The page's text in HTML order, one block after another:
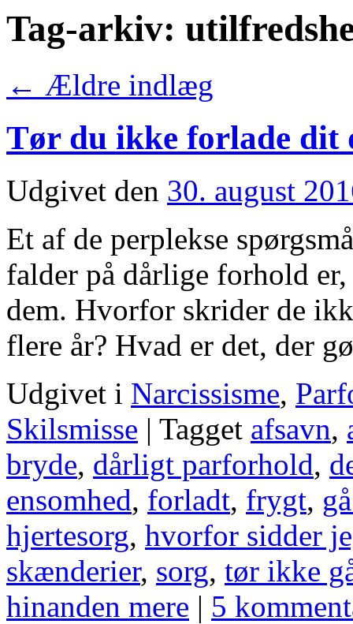
Tag-arkiv:
← Ældre indlæg
Tør du ikke forlade dit
Udgivet den 30. august
Et af de perplekse
falder på dårlige forhold
dem. Hvorfor skrider de
flere år? Hvad er det, der
Udgivet i Narcissisme,
Skilsmisse | Tagget afsavn,
bryde, dårligt parforhold,
ensomhed, forladt, frygt,
hjertesorg, hvorfor sidder
skænderier, sorg, tør ikke
hinanden mere | 5